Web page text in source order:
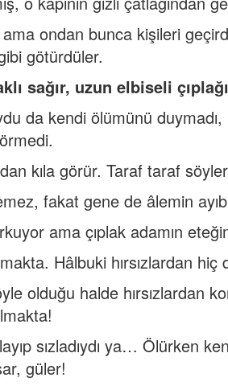
ondan bunca kişileri
götürdüler.
sağır, uzun elbiseli
da kendi ölümünü
kıla görür. Taraf taraf
fakat gene de âlemin
ama çıplak adamın
Hâlbuki hırsızlardan hiç
olduğu halde hırsızlardan
sızladıydı ya… Ölürken
güler!